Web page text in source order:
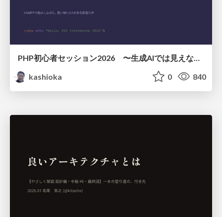
kashioka
0 840